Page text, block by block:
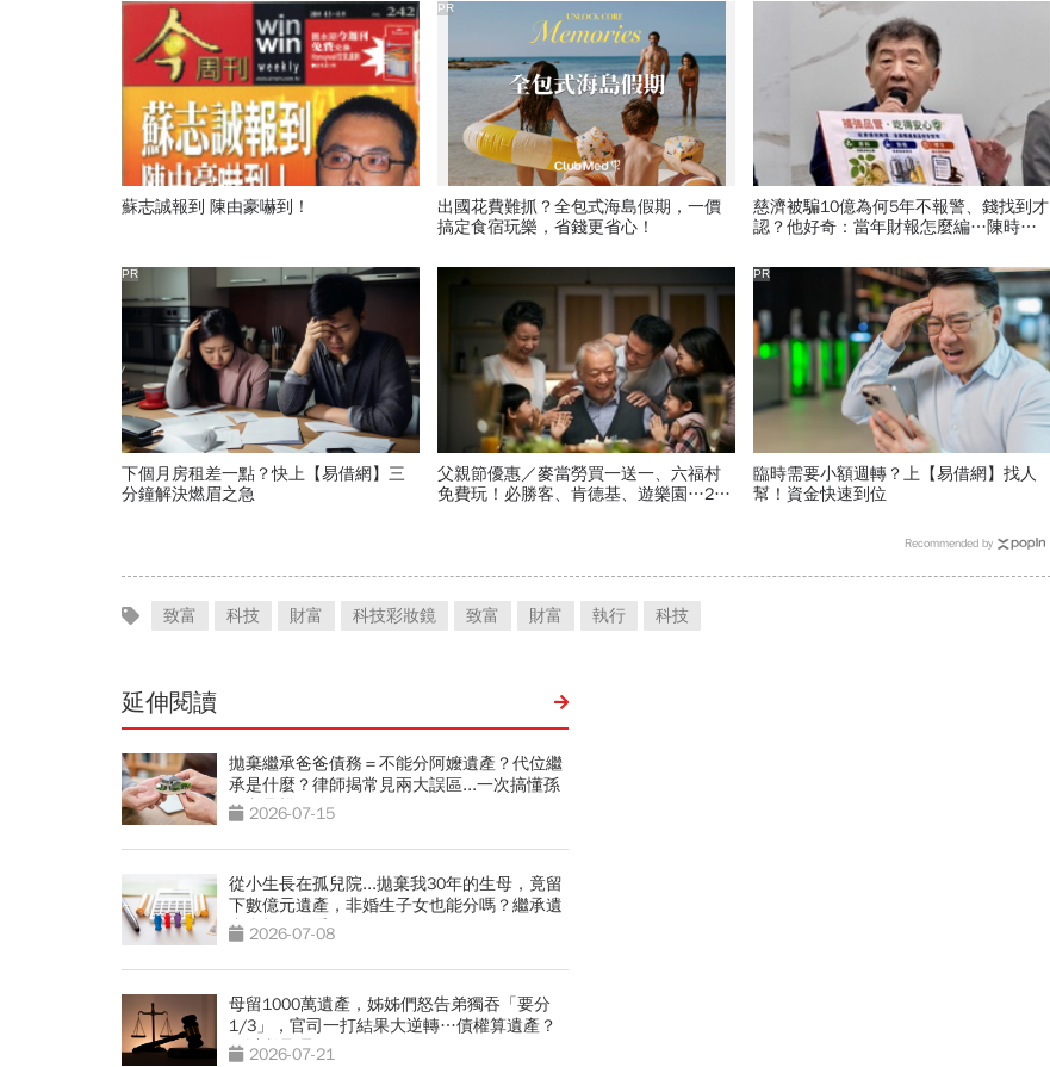
蘇志誠報到 陳由豪嚇到！
出國花費難抓？全包式海島假期，一價
搞定食宿玩樂，省錢更省心！
PR
慈濟被騙10億為何5年不報警、錢找到才
認？他好奇：當年財報怎麼編…陳時中
下個月房租差一點？快上【易借網】三
分鐘解決燃眉之急
PR
父親節優惠／麥當勞買一送一、六福村
免費玩！必勝客、肯德基、遊樂園…29
臨時需要小額週轉？上【易借網】找人
幫！資金快速到位
PR
Recommended by
致富 科技 財富 科技彩妝鏡 致富 財富 執行 科技
延伸閱讀
拋棄繼承爸爸債務＝不能分阿嬤遺產？代位繼
承是什麼？律師揭常見兩大誤區...一次搞懂孫
子繼承權
2026-07-15
從小生長在孤兒院...拋棄我30年的生母，竟留
下數億元遺產，非婚生子女也能分嗎？繼承遺
產資格一次看
2026-07-08
母留1000萬遺產，姊姊們怒告弟獨吞「要分
1/3」，官司一打結果大逆轉…債權算遺產？
可以繼承嗎？
2026-07-21